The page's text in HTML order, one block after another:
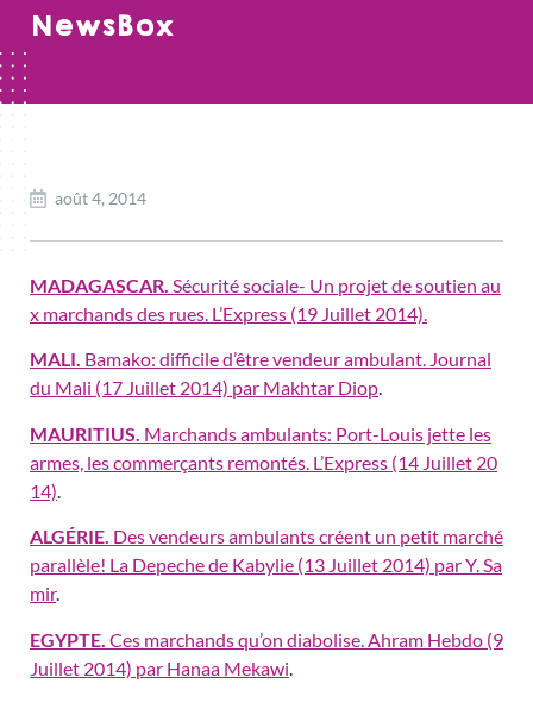
NewsBox
août 4, 2014
MADAGASCAR. Sécurité sociale- Un projet de soutien au
x marchands des rues. L’Express (19 Juillet 2014).
MALI. Bamako: difficile d’être vendeur ambulant. Journal
du Mali (17 Juillet 2014) par Makhtar Diop.
MAURITIUS. Marchands ambulants: Port-Louis jette les
armes, les commerçants remontés. L’Express (14 Juillet 20
14)
ALGÉRIE. Des vendeurs ambulants créent un petit marché
parallèle! La Depeche de Kabylie (13 Juillet 2014) par Y. Sa
mir.
EGYPTE. Ces marchands qu’on diabolise. Ahram Hebdo (9
Juillet 2014) par Hanaa Mekawi